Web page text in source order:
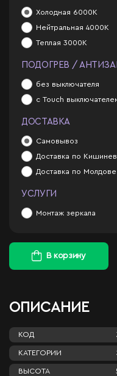
Холодная 6000К
Нейтральная 4000К
Теплая 3000К
ПОДОГРЕВ /
без выключателя
с Touch
ДОСТАВКА
Самовывоз
Доставка по
Доставка по Молдове
УСЛУГИ
Монтаж зеркала
В корзину
ОПИСАНИЕ
КОД
КАТЕГОРИИ
ВЫСОТА